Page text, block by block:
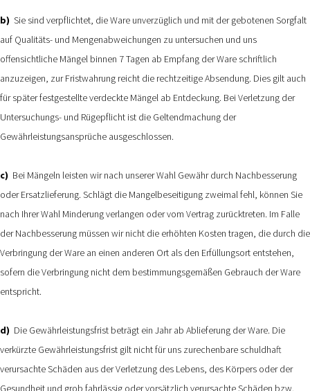
b) Sie sind verpflichtet, die Ware unverzüglich und mit der gebotenen Sorgfalt
auf Qualitäts- und Mengenabweichungen zu untersuchen und uns
offensichtliche Mängel binnen 7 Tagen ab Empfang der Ware schriftlich
anzuzeigen, zur Fristwahrung reicht die rechtzeitige Absendung. Dies gilt auch
für später festgestellte verdeckte Mängel ab Entdeckung. Bei Verletzung der
Untersuchungs- und Rügepflicht ist die Geltendmachung der
Gewährleistungsansprüche ausgeschlossen.
c) Bei Mängeln leisten wir nach unserer Wahl Gewähr durch Nachbesserung
oder Ersatzlieferung. Schlägt die Mangelbeseitigung zweimal fehl, können Sie
nach Ihrer Wahl Minderung verlangen oder vom Vertrag zurücktreten. Im Falle
der Nachbesserung müssen wir nicht die erhöhten Kosten tragen, die durch die
Verbringung der Ware an einen anderen Ort als den Erfüllungsort entstehen,
sofern die Verbringung nicht dem bestimmungsgemäßen Gebrauch der Ware
entspricht.
d) Die Gewährleistungsfrist beträgt ein Jahr ab Ablieferung der Ware. Die
verkürzte Gewährleistungsfrist gilt nicht für uns zurechenbare schuldhaft
verursachte Schäden aus der Verletzung des Lebens, des Körpers oder der
Gesundheit und grob fahrlässig oder vorsätzlich verursachte Schäden bzw.